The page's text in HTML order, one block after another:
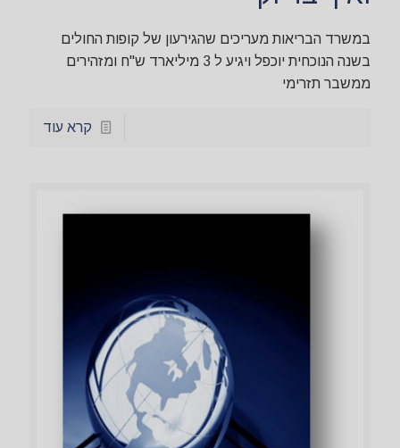
במשרד הבריאות מעריכים שהגירעון של קופות החולים
בשנה הנוכחית יוכפל ויגיע ל 3 מיליארד ש"ח ומזהירים
ממשבר תזרימי
קרא עוד